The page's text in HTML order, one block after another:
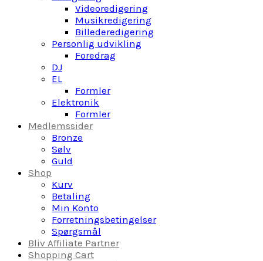
Videoredigering
Musikredigering
Billederedigering
Personlig udvikling
Foredrag
DJ
EL
Formler
Elektronik
Formler
Medlemssider
Bronze
Sølv
Guld
Shop
Kurv
Betaling
Min Konto
Forretningsbetingelser
Spørgsmål
Bliv Affiliate Partner
Shopping Cart